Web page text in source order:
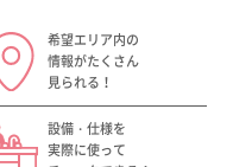
希望エリア内の
情報がたくさん
見られる！
設備・仕様を
実際に使って